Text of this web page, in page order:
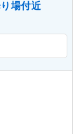
場付近